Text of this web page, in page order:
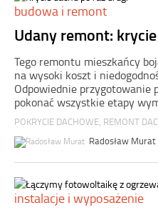
budowa i remont
Udany remont:
Tego remontu mieszkańcy
na wysoki koszt i
Odpowiednie przygotowanie
pokonać wszystkie etapy
POKRYCIE DACHOWE, REMONT
Radosław Murat
instalacje i wyposażenie